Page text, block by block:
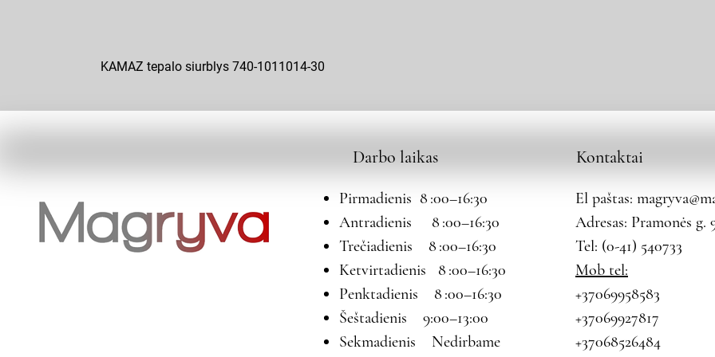
KAMAZ tepalo siurblys 740-1011014-30
Darbo laikas
Pirmadienis 8 :00–16:30
Antradienis 8 :00–16:30
Trečiadienis 8 :00–16:30
Ketvirtadienis 8 :00–16:30
Penktadienis 8 :00–16:30
Šeštadienis 9:00–13:00
Sekmadienis Nedirbame
Kontaktai
El paštas:
Adresas: Pramonės g.
Tel: (0-41) 540733
Mob tel:
+37069958583
+37069927817
+37068526484